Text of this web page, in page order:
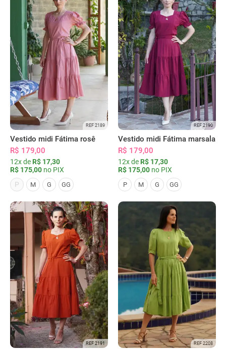
REF 2189
Vestido midi Fátima rosê
R$ 179,00
12x de R$ 17,30
R$ 175,00 no PIX
P
M G GG
REF 2190
Vestido midi Fátima marsala
R$ 179,00
12x de R$ 17,30
R$ 175,00 no PIX
P M G GG
REF 2191 REF 2208